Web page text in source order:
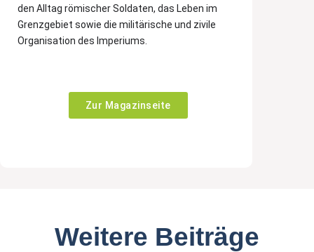
den Alltag römischer Soldaten, das Leben im
Grenzgebiet sowie die militärische und zivile
Organisation des Imperiums.
Zur Magazinseite
Weitere Beiträge